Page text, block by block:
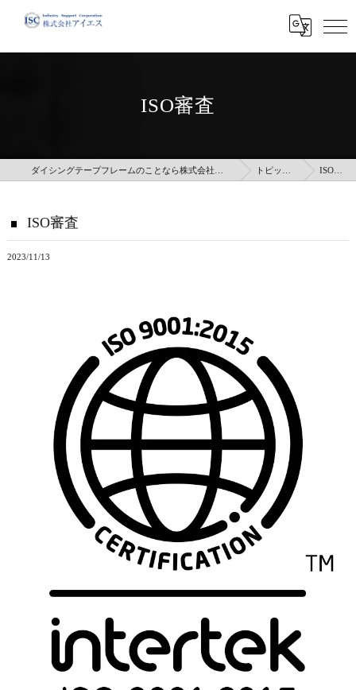
ISO審査
トピックス ISO審査
ISO審査
2023/11/13